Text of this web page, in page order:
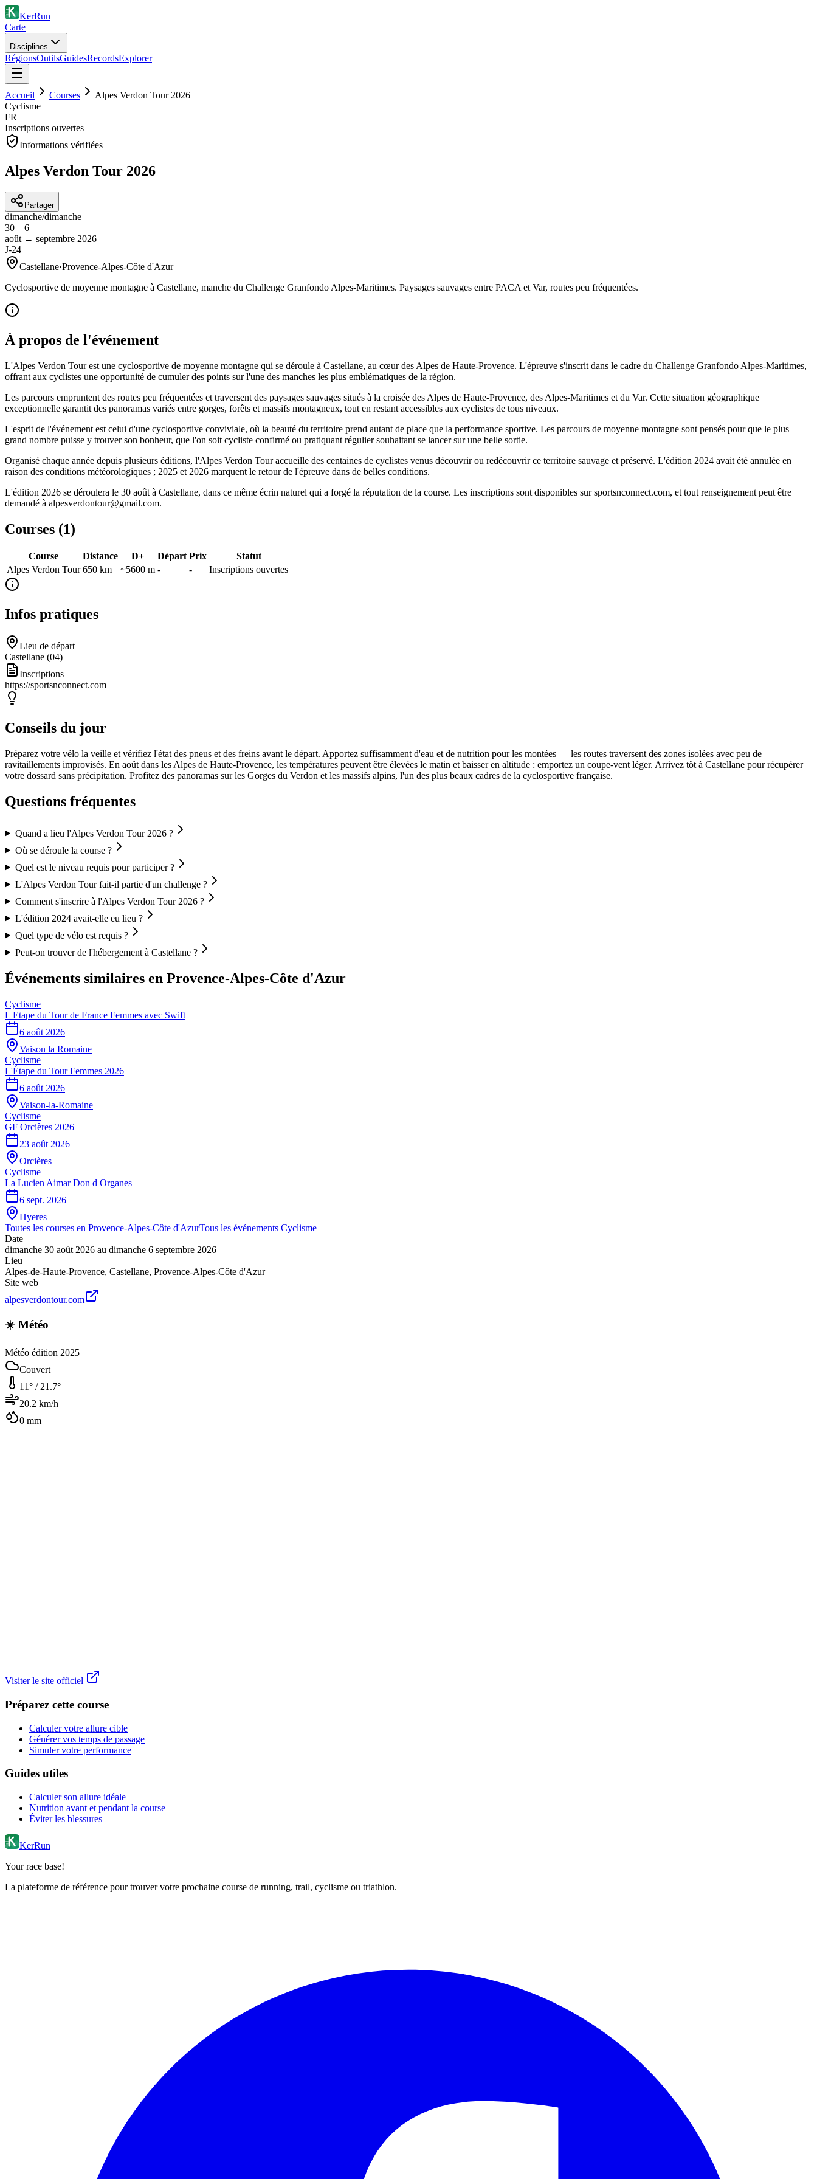
KerRun
Carte
Disciplines
RégionsOutilsGuidesRecordsExplorer
Accueil Courses
Alpes Verdon Tour 2026
Cyclisme
FR
Inscriptions ouvertes
Informations vérifiées
Alpes Verdon Tour 2026
Partager
dimanche/dimanche
30—6
août → septembre 2026
J-24
Castellane·Provence-Alpes-Côte d'Azur
Cyclosportive de moyenne montagne à Castellane, manche du Challenge Granfondo Alpes-Maritimes. Paysages sauvages entre PACA et Var, routes peu fréquentées.
À propos de l'événement
L'Alpes Verdon Tour est une cyclosportive de moyenne montagne qui se déroule à Castellane, au cœur des Alpes de Haute-Provence. L'épreuve s'inscrit dans le cadre du Challenge Granfondo Alpes-Maritimes,
offrant aux cyclistes une opportunité de cumuler des points sur l'une des manches les plus emblématiques de la région.
Les parcours empruntent des routes peu fréquentées et traversent des paysages sauvages situés à la croisée des Alpes de Haute-Provence, des Alpes-Maritimes et du Var. Cette situation géographique
exceptionnelle garantit des panoramas variés entre gorges, forêts et massifs montagneux, tout en restant accessibles aux cyclistes de tous niveaux.
L'esprit de l'événement est celui d'une cyclosportive conviviale, où la beauté du territoire prend autant de place que la performance sportive. Les parcours de moyenne montagne sont pensés pour que le plus
grand nombre puisse y trouver son bonheur, que l'on soit cycliste confirmé ou pratiquant régulier souhaitant se lancer sur une belle sortie.
Organisé chaque année depuis plusieurs éditions, l'Alpes Verdon Tour accueille des centaines de cyclistes venus découvrir ou redécouvrir ce territoire sauvage et préservé. L'édition 2024 avait été annulée en
raison des conditions météorologiques ; 2025 et 2026 marquent le retour de l'épreuve dans de belles conditions.
L'édition 2026 se déroulera le 30 août à Castellane, dans ce même écrin naturel qui a forgé la réputation de la course. Les inscriptions sont disponibles sur sportsnconnect.com, et tout renseignement peut être
demandé à alpesverdontour@gmail.com.
Courses (1)
Course Distance D+ Départ Prix
Statut
Alpes Verdon Tour 650 km ~5600 m - - Inscriptions ouvertes
Infos pratiques
Lieu de départ
Castellane (04)
Inscriptions
https://sportsnconnect.com
Conseils du jour
Préparez votre vélo la veille et vérifiez l'état des pneus et des freins avant le départ. Apportez suffisamment d'eau et de nutrition pour les montées — les routes traversent des zones isolées avec peu de
ravitaillements improvisés. En août dans les Alpes de Haute-Provence, les températures peuvent être élevées le matin et baisser en altitude : emportez un coupe-vent léger. Arrivez tôt à Castellane pour récupérer
votre dossard sans précipitation. Profitez des panoramas sur les Gorges du Verdon et les massifs alpins, l'un des plus beaux cadres de la cyclosportive française.
Questions fréquentes
Quand a lieu l'Alpes Verdon Tour 2026 ?
Où se déroule la course ?
Quel est le niveau requis pour participer ?
L'Alpes Verdon Tour fait-il partie d'un challenge ?
Comment s'inscrire à l'Alpes Verdon Tour 2026 ?
L'édition 2024 avait-elle eu lieu ?
Quel type de vélo est requis ?
Peut-on trouver de l'hébergement à Castellane ?
Événements similaires en Provence-Alpes-Côte d'Azur
Cyclisme
L Etape du Tour de France Femmes avec Swift
6 août 2026
Vaison la Romaine
Cyclisme
L'Étape du Tour Femmes 2026
6 août 2026
Vaison-la-Romaine
Cyclisme
GF Orcières 2026
23 août 2026
Orcières
Cyclisme
La Lucien Aimar Don d Organes
6 sept. 2026
Hyeres
Toutes les courses en Provence-Alpes-Côte d'AzurTous les événements Cyclisme
Date
dimanche 30 août 2026 au dimanche 6 septembre 2026
Lieu
Alpes-de-Haute-Provence, Castellane, Provence-Alpes-Côte d'Azur
Site web
alpesverdontour.com
☀️ Météo
Météo édition 2025
Couvert
11° / 21.7°
20.2 km/h
0 mm
Visiter le site officiel
Préparez cette course
Calculer votre allure cible
Générer vos temps de passage
Simuler votre performance
Guides utiles
Calculer son allure idéale
Nutrition avant et pendant la course
Éviter les blessures
KerRun
Your race base!
La plateforme de référence pour trouver votre prochaine course de running, trail, cyclisme ou triathlon.